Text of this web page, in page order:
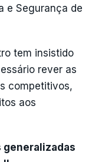
e Segurança de
tem insistido
rever as
competitivos,
aos
generalizadas